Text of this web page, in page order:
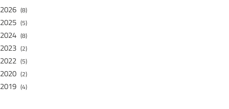
2026 (8)
2025 (5)
2024 (8)
2023 (2)
2022 (5)
2020 (2)
2019 (4)